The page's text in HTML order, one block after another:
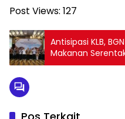
Post Views: 127
Antisipasi KLB,
Makanan
Utara